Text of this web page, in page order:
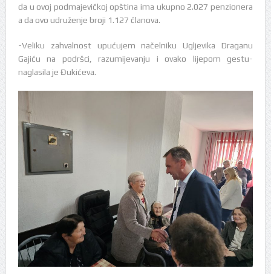
da u ovoj podmajevičkoj opština ima ukupno 2.027 penzionera
a da ovo udruženje broji 1.127 članova.
-Veliku zahvalnost upućujem načelniku Ugljevika Draganu
Gajiću na podršci, razumijevanju i ovako lijepom gestu-
naglasila je Đukićeva.